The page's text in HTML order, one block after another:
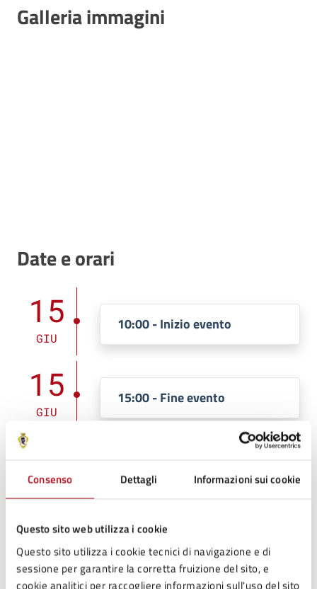
Consenso Dettagli Informazioni sui cookie
Questo sito web utilizza i cookie
Questo sito utilizza i cookie tecnici di navigazione e di
sessione per garantire la corretta fruizione del sito, e
cookie analitici per raccogliere informazioni sull'uso del sito
Galleria immagini
Date e orari
15
GIU
10:00 - Inizio evento
15
GIU
15:00 - Fine evento
Costi
Intero
40